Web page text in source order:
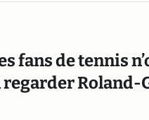
fans de tennis
Roland-